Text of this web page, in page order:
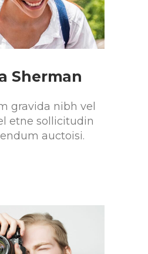
Sherman
gravida nibh vel
etne sollicitudin
auctoisi.